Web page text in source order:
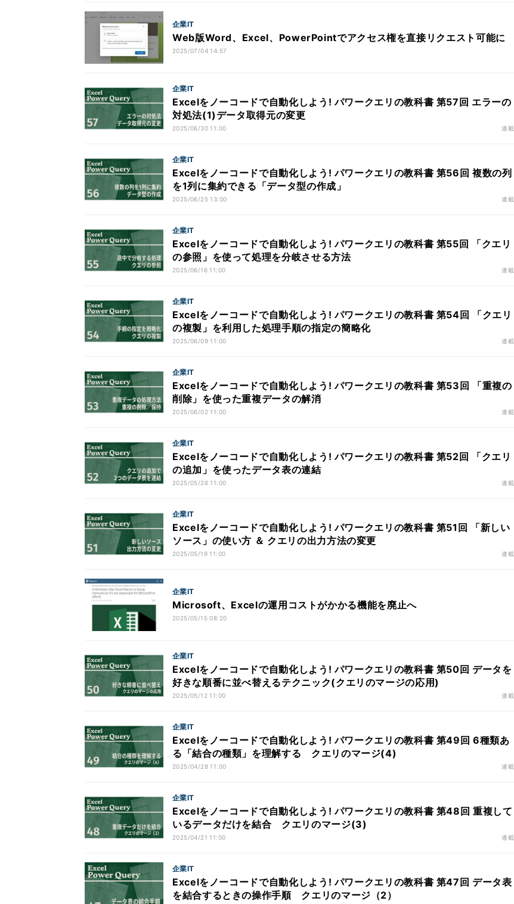
企業IT
Web版Word、Excel、PowerPointでアクセス権を直接リクエスト可能に
2025/07/04 14:57
企業IT
Excelをノーコードで自動化しよう! パワークエリの教科書 第57回 エラーの
対処法(1)データ取得元の変更
2025/06/30 11:00 連載
企業IT
Excelをノーコードで自動化しよう! パワークエリの教科書 第56回 複数の列
を1列に集約できる「データ型の作成」
2025/06/25 13:00 連載
企業IT
Excelをノーコードで自動化しよう! パワークエリの教科書 第55回 「クエリ
の参照」を使って処理を分岐させる方法
2025/06/16 11:00 連載
企業IT
Excelをノーコードで自動化しよう! パワークエリの教科書 第54回 「クエリ
の複製」を利用した処理手順の指定の簡略化
2025/06/09 11:00 連載
企業IT
Excelをノーコードで自動化しよう! パワークエリの教科書 第53回 「重複の
削除」を使った重複データの解消
2025/06/02 11:00 連載
企業IT
Excelをノーコードで自動化しよう! パワークエリの教科書 第52回 「クエリ
の追加」を使ったデータ表の連結
2025/05/26 11:00 連載
企業IT
Excelをノーコードで自動化しよう! パワークエリの教科書 第51回 「新しい
ソース」の使い方 ＆ クエリの出力方法の変更
2025/05/19 11:00 連載
企業IT
Microsoft、Excelの運用コストがかかる機能を廃止へ
2025/05/15 08:20
企業IT
Excelをノーコードで自動化しよう! パワークエリの教科書 第50回 データを
好きな順番に並べ替えるテクニック(クエリのマージの応用)
2025/05/12 11:00 連載
企業IT
Excelをノーコードで自動化しよう! パワークエリの教科書 第49回 6種類あ
る「結合の種類」を理解する クエリのマージ(4)
2025/04/28 11:00 連載
企業IT
Excelをノーコードで自動化しよう! パワークエリの教科書 第48回 重複して
いるデータだけを結合 クエリのマージ(3)
2025/04/21 11:00 連載
企業IT
Excelをノーコードで自動化しよう! パワークエリの教科書 第47回 データ表
を結合するときの操作手順 クエリのマージ（2）